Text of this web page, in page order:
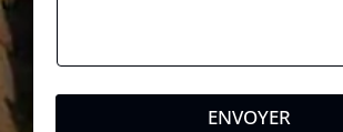
ENVOYER